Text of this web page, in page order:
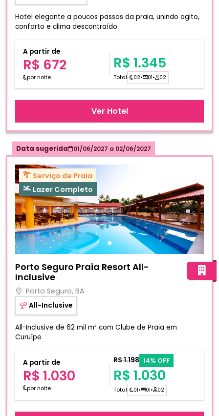
Hotel elegante a poucos passos da praia, unindo agito,
conforto e clima descontraído.
A partir de
R$ 672
por noite
R$ 1.345
Total 02• 01• 02
Ver Hotel
Data sugerida 01/06/2027 a 02/06/2027
Serviço de Praia
Lazer Completo
Porto Seguro Praia Resort All-
Inclusive
Porto Seguro, BA
All-Inclusive
All-Inclusive de 62 mil m² com Clube de Praia em
Curuípe
A partir de
R$ 1.030
por noite
R$ 1.198 14% OFF
R$ 1.030
Total 01• 01• 02